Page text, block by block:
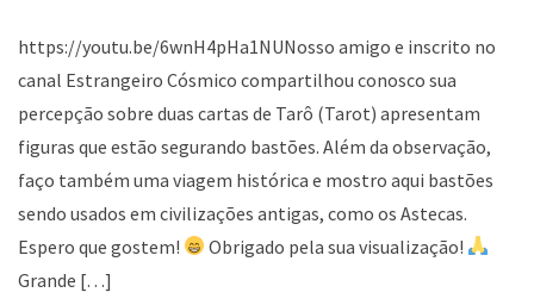
https://youtu.be/6wnH4pHa1NUNosso amigo e inscrito no
canal Estrangeiro Cósmico compartilhou conosco sua
percepção sobre duas cartas de Tarô (Tarot) apresentam
figuras que estão segurando bastões. Além da observação,
faço também uma viagem histórica e mostro aqui bastões
sendo usados em civilizações antigas, como os Astecas.
Espero que gostem!
Obrigado pela sua visualização!
Grande […]